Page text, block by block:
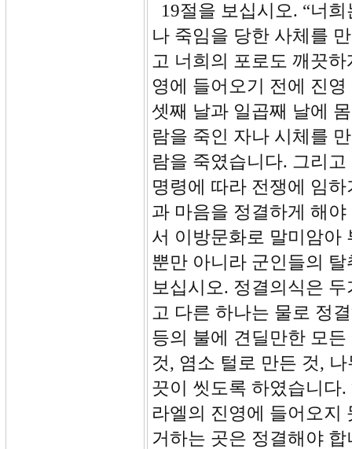
19절을 보십시오. “너
나 죽임을 당한 사체를
고 너희의 포로도 깨끗
영에 들어오기 전에 진
셋째 날과 일곱째 날에
람을 죽인 자나 시체를
람을 죽였습니다. 그리
명령에 따라 전쟁에 임
과 마음을 정결하게 해
서 이방문화로 말미암아
뿐만 아니라 군인들의
보십시오. 정결의식은
고 다른 하나는 물로 정
등의 불에 견딜만한 모
것, 염소 털로 만든 것,
끗이 씻도록 하였습니다
라엘의 진영에 들어오지
거하는 곳은 정결해야